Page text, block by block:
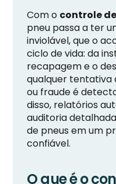
Com o controle
pneu passa a ter
inviolável, que o
ciclo de vida: da
recapagem e o
qualquer tentativa
ou fraude é
disso, relatórios
auditoria
de pneus em um
confiável.
O que é o